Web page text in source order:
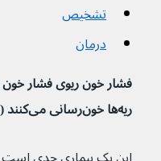
تشخیص
درمان
ریه‌ها خون‌رسانی می‌کنند (شریان‌های ریوی).